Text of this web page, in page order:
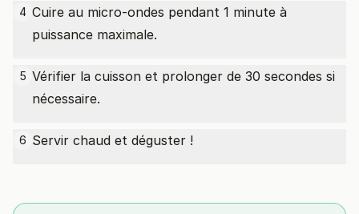
4 Cuire au micro-ondes pendant 1 minute à
puissance maximale.
5 Vérifier la cuisson et prolonger de 30 secondes si
nécessaire.
6 Servir chaud et déguster !